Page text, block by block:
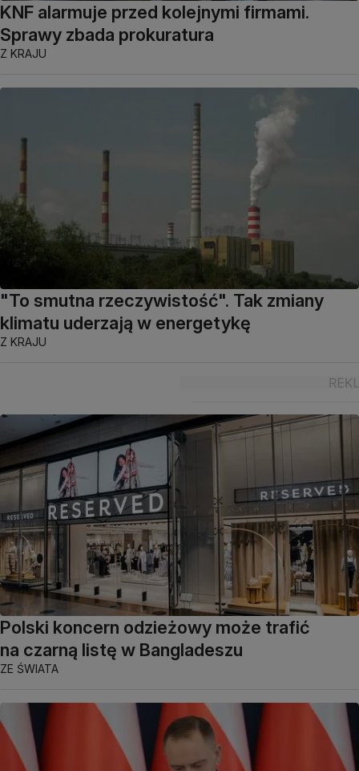
KNF alarmuje przed kolejnymi firmami.
Sprawy zbada prokuratura
Z KRAJU
"To smutna rzeczywistość". Tak zmiany
klimatu uderzają w energetykę
Z KRAJU
Polski koncern odzieżowy może trafić
na czarną listę w Bangladeszu
ZE ŚWIATA